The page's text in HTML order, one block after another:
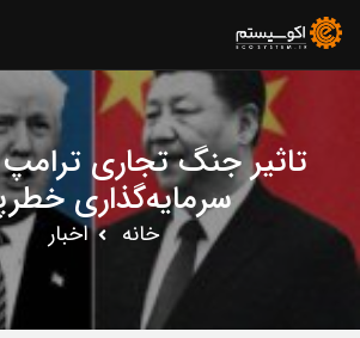
تاثیر جنگ تجاری
سرمایه‌گذاری
خانه اخبار